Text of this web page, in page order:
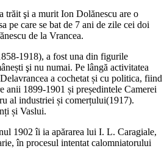
trăit şi a murit Ion Dolănescu are o
pe care se bat de 7 ani de zile cei doi
de la Vrancea.
1918), a fost una din figurile
şi nu numai. Pe lângă activitatea
a cochetat și cu politica, fiind
anii 1899-1901 și președintele Camerei
al industriei și comerțului(1917).
și Vaslui.
1902 îi ia apărarea lui I. L. Caragiale,
în procesul intentat calomniatorului